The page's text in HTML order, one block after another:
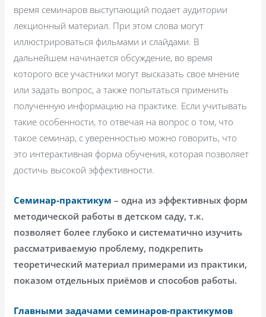
время семинаров выступающий подает аудитории
лекционный материал. При этом слова могут
иллюстрироваться фильмами и слайдами. В
дальнейшем начинается обсуждение, во время
которого все участники могут высказать свое мнение
или задать вопрос, а также попытаться применить
полученную информацию на практике. Если учитывать
такие особенности, то отвечая на вопрос о том, что
такое семинар, с уверенностью можно говорить, что
это интерактивная форма обучения, которая позволяет
достичь высокой эффективности.
Семинар-практикум – одна из эффективных форм
методической работы в детском саду, т.к.
позволяет более глубоко и систематично изучить
рассматриваемую проблему, подкрепить
теоретический материал примерами из практики,
показом отдельных приёмов и способов работы.
Главными задачами семинаров-практикумов